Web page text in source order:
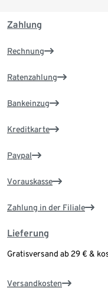
Zahlung
Rechnung
Ratenzahlung
Bankeinzug
Kreditkarte
Paypal
Vorauskasse
Zahlung in der Filiale
Lieferung
Gratisversand ab 29 € &
Versandkosten